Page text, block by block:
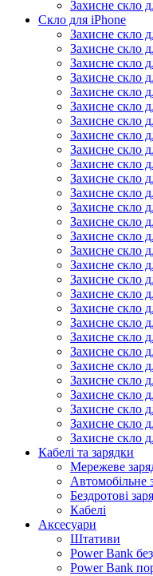
Захисне скло
Скло для iPhone
Захисне скло
Захисне скло
Захисне скло
Захисне скло
Захисне скло
Захисне скло
Захисне скло
Захисне скло
Захисне скло
Захисне скло
Захисне скло
Захисне скло
Захисне скло
Захисне скло
Захисне скло
Захисне скло
Захисне скло
Захисне скло
Захисне скло
Захисне скло
Захисне скло
Захисне скло
Захисне скло
Захисне скло
Захисне скло
Захисне скло
Захисне скло
Захисне скло
Захисне скло
Кабелі та зарядки
Мережеве
Автомобільне
Бездротові
Кабелі
Аксесуари
Штативи
Power Bank
Power Bank